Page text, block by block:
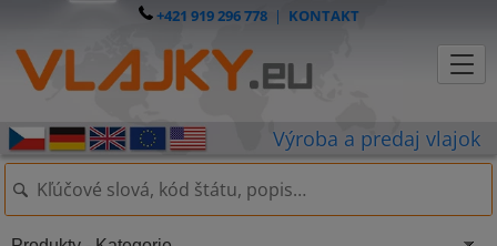
+421 919 296 778| KONTAKT